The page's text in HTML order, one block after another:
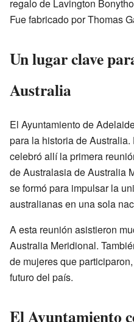
regalo de Lavington
Fue fabricado por Thomas
Un lugar clave
Australia
El Ayuntamiento de
para la historia de
celebró allí la primera
de Australasia de Australia
se formó para impulsar la
australianas en una sola
A esta reunión asistieron
Australia Meridional.
de mujeres que
futuro del país.
El Ayuntamiento